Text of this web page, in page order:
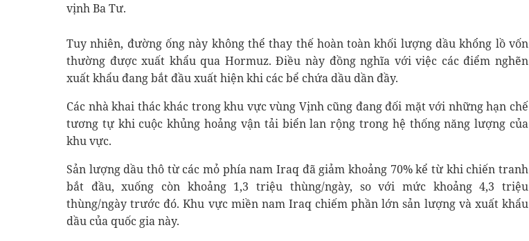
vịnh Ba Tư.
Tuy nhiên, đường ống này không thể thay thế hoàn toàn khối lượng dầu khổng lồ vốn
thường được xuất khẩu qua Hormuz. Điều này đồng nghĩa với việc các điểm nghẽn
xuất khẩu đang bắt đầu xuất hiện khi các bể chứa dầu dần đầy.
Các nhà khai thác khác trong khu vực vùng Vịnh cũng đang đối mặt với những hạn chế
tương tự khi cuộc khủng hoảng vận tải biển lan rộng trong hệ thống năng lượng của
khu vực.
Sản lượng dầu thô từ các mỏ phía nam Iraq đã giảm khoảng 70% kể từ khi chiến tranh
bắt đầu, xuống còn khoảng 1,3 triệu thùng/ngày, so với mức khoảng 4,3 triệu
thùng/ngày trước đó. Khu vực miền nam Iraq chiếm phần lớn sản lượng và xuất khẩu
dầu của quốc gia này.